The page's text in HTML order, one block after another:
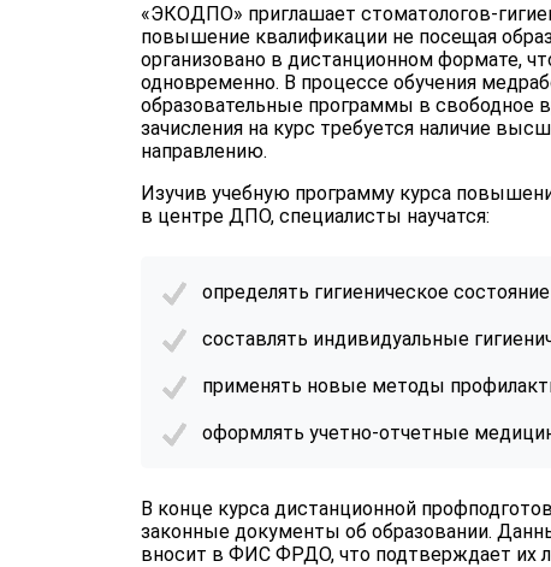
«ЭКОДПО» приглашает стоматологов-
повышение квалификации не посещая
организовано в дистанционном формате,
одновременно. В процессе обучения
образовательные программы в свободное
зачисления на курс требуется наличие
направлению.
Изучив учебную программу курса
в центре ДПО, специалисты научатся:
определять гигиеническое
составлять индивидуальные
применять новые методы
оформлять учетно-отчетные
В конце курса дистанционной
законные документы об образовании.
вносит в ФИС ФРДО, что подтверждает их